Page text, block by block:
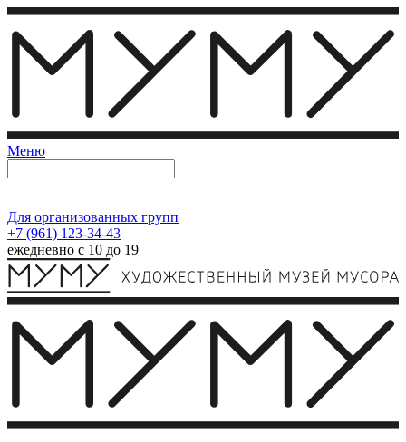
Меню
Для организованных групп
+7 (961) 123-34-43
ежедневно с 10 до 19